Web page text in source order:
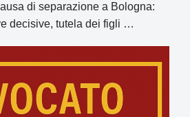
di separazione a Bologna:
decisive, tutela dei figli …